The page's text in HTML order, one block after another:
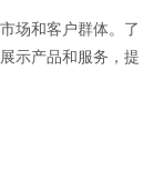
场和客户群体。了
示产品和服务，提